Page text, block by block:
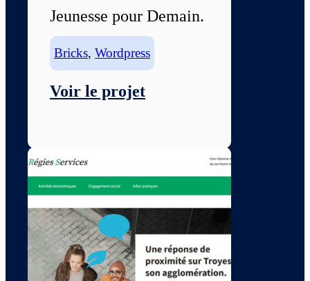
Jeunesse pour Demain.
Bricks, Wordpress
Voir le projet